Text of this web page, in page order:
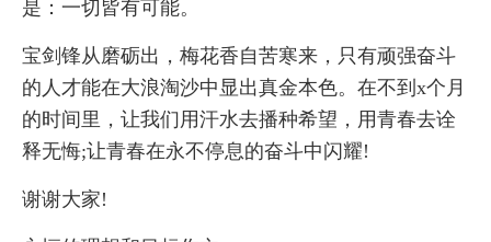
是：一切皆有可能。
宝剑锋从磨砺出，梅花香自苦寒来，只有顽强奋斗
的人才能在大浪淘沙中显出真金本色。在不到x个月
的时间里，让我们用汗水去播种希望，用青春去诠
释无悔;让青春在永不停息的奋斗中闪耀!
谢谢大家!